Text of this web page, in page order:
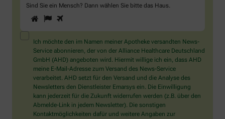
Sind Sie ein Mensch? Dann wählen Sie bitte das Haus.
Sind
Sie
ein
Mensch?
Dann
wählen
Sie
bitte
das
Haus.
1 2
Ich möchte den im Namen meiner Apotheke versandten News-
Service abonnieren, der von der Alliance Healthcare Deutschland
GmbH (AHD) angeboten wird. Hiermit willige ich ein, dass AHD
meine E-Mail-Adresse zum Versand des News-Service
verarbeitet. AHD setzt für den Versand und die Analyse des
Newsletters den Dienstleister Emarsys ein. Die Einwilligung
kann jederzeit für die Zukunft widerrufen werden (z.B. über den
Abmelde-Link in jedem Newsletter). Die sonstigen
Kontaktmöglichkeiten dafür und weitere Angaben zur